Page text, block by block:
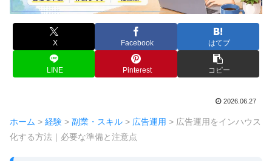
X Facebook はてブ
LINE Pinterest コピー
2026.06.27
ホーム > 経験 > 副業・スキル > 広告運用 > 広告運用をインハウス
化する方法｜必要な準備と注意点